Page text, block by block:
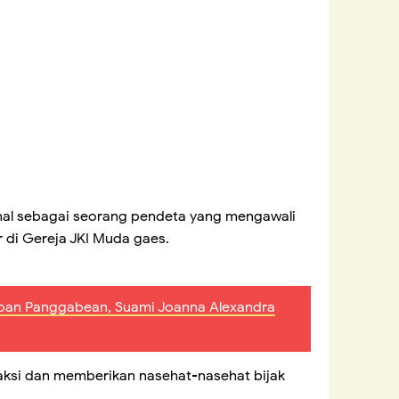
sebagai seorang pendeta yang mengawali
Gereja JKI Muda gaes.
Panggabean, Suami Joanna Alexandra
dan memberikan nasehat-nasehat bijak